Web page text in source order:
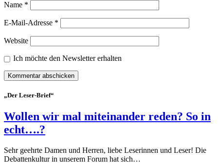
Name *
E-Mail-Adresse *
Website
Ich möchte den Newsletter erhalten
„Der Leser-Brief“
Wollen wir mal miteinander reden? So in
echt….?
Sehr geehrte Damen und Herren, liebe Leserinnen und Leser! Die
Debattenkultur in unserem Forum hat sich…